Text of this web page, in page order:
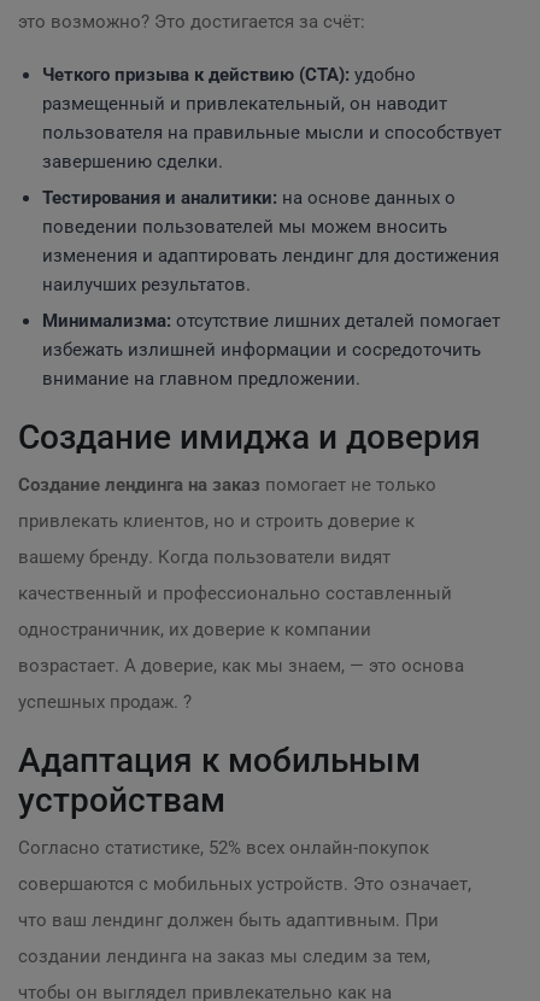
это возможно? Это достигается за счёт:
Четкого призыва к действию (CTA): удобно
размещенный и привлекательный, он наводит
пользователя на правильные мысли и способствует
завершению сделки.
Тестирования и аналитики: на основе данных о
поведении пользователей мы можем вносить
изменения и адаптировать лендинг для достижения
наилучших результатов.
Минимализма: отсутствие лишних деталей помогает
избежать излишней информации и сосредоточить
внимание на главном предложении.
Создание имиджа и доверия
Создание лендинга на заказ помогает не только
привлекать клиентов, но и строить доверие к
вашему бренду. Когда пользователи видят
качественный и профессионально составленный
одностраничник, их доверие к компании
возрастает. А доверие, как мы знаем, — это основа
успешных продаж. ?
Адаптация к мобильным
устройствам
Согласно статистике, 52% всех онлайн-покупок
совершаются с мобильных устройств. Это означает,
что ваш лендинг должен быть адаптивным. При
создании лендинга на заказ мы следим за тем,
чтобы он выглядел привлекательно как на